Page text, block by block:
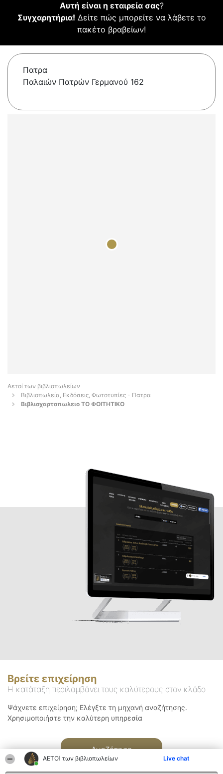
ΑΕΤΟΊ των βιβλιοπωλείων Live chat
Αυτή είναι η εταιρεία σας?
Συγχαρητήρια! Δείτε πώς μπορείτε να λάβετε το
πακέτο βραβείων!
Πατρα
Παλαιών Πατρών Γερμανού 162
Αετοί των βιβλιοπωλείων
Βιβλιοπωλεία, Εκδόσεις, Φωτοτυπίες - Πατρα
Βιβλιοχαρτοπωλειο ΤΟ ΦΟΙΤΗΤΙΚΟ
Βρείτε επιχείρηση
Η κατάταξη περιλαμβάνει τους καλύτερους στον κλάδο
Ψάχνετε επιχείρηση; Ελέγξτε τη μηχανή αναζήτησης.
Χρησιμοποιήστε την καλύτερη υπηρεσία
Αναζήτηση